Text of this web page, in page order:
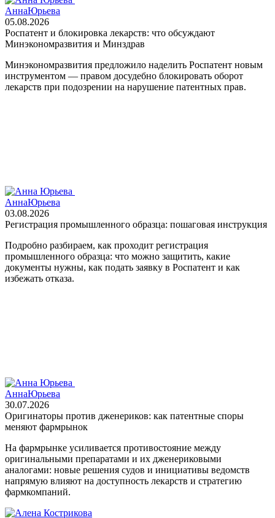
АннаЮрьева
05.08.2026
Роспатент и блокировка лекарств: что обсуждают
Минэкономразвития и Минздрав
Минэкономразвития предложило наделить Роспатент новым
инструментом — правом досудебно блокировать оборот
лекарств при подозрении на нарушение патентных прав.
АннаЮрьева
03.08.2026
Регистрация промышленного образца: пошаговая инструкция
Подробно разбираем, как проходит регистрация
промышленного образца: что можно защитить, какие
документы нужны, как подать заявку в Роспатент и как
избежать отказа.
АннаЮрьева
30.07.2026
Оригинаторы против дженериков: как патентные споры
меняют фармрынок
На фармрынке усиливается противостояние между
оригинальными препаратами и их дженериковыми
аналогами: новые решения судов и инициативы ведомств
напрямую влияют на доступность лекарств и стратегию
фармкомпаний.